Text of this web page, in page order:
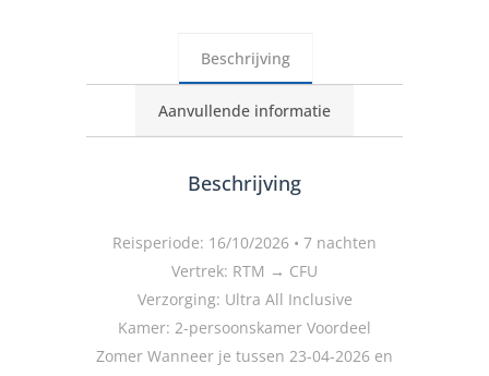
Beschrijving
Aanvullende informatie
Beschrijving
Reisperiode: 16/10/2026 • 7 nachten
Vertrek: RTM → CFU
Verzorging: Ultra All Inclusive
Kamer: 2-persoonskamer Voordeel
Zomer Wanneer je tussen 23-04-2026 en